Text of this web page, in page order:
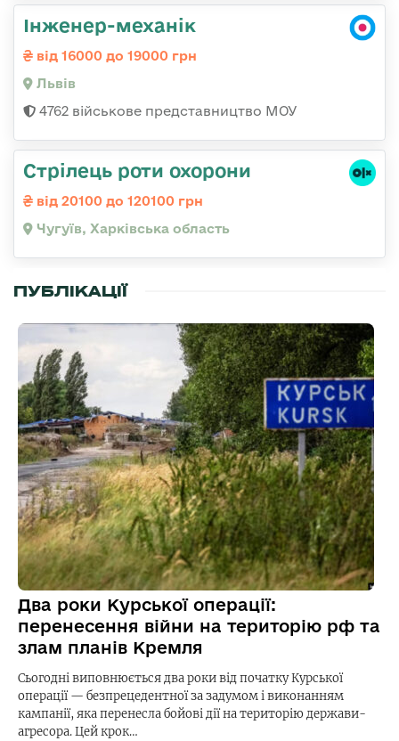
Інженер-механік
від 16000 до 19000 грн
Львів
4762 військове представництво МОУ
Стрілець роти охорони
від 20100 до 120100 грн
Чугуїв, Харківська область
ПУБЛІКАЦІЇ
Два роки Курської операції:
перенесення війни на територію рф та
злам планів Кремля
Сьогодні виповнюється два роки від початку Курської
операції — безпрецедентної за задумом і виконанням
кампанії, яка перенесла бойові дії на територію держави-
агресора. Цей крок…